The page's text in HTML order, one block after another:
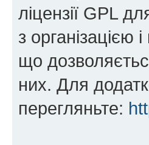
ліцензії GPL
з організацією
що
них. Для
перегляньте: